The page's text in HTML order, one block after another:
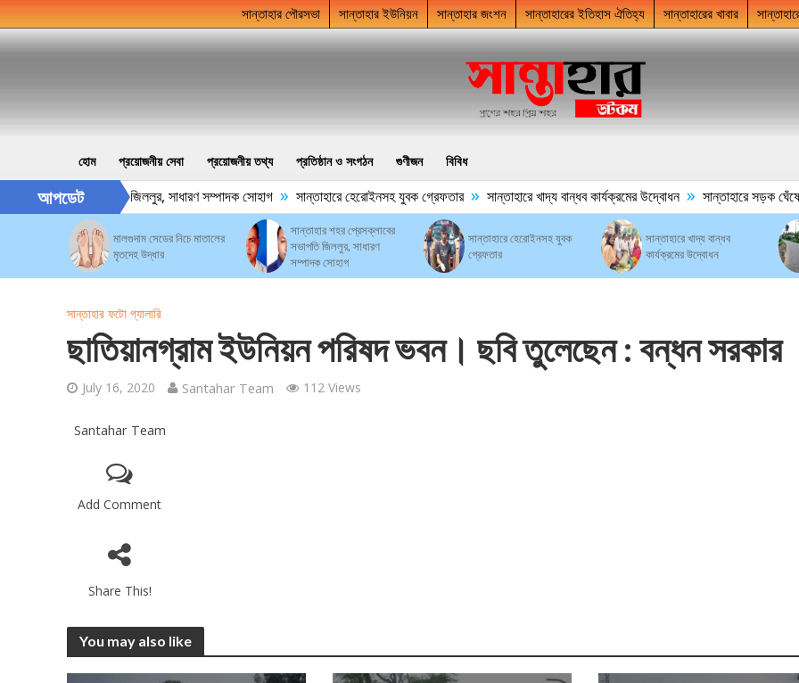
সান্তাহার পৌরসভা সান্তাহার ইউনিয়ন সান্তাহার জংশন সান্তাহারের ইতিহাস ঐতিহ্য সান্তাহারের খাবার
হোম প্রয়োজনীয় সেবা প্রয়োজনীয় তথ্য প্রতিষ্ঠান ও সংগঠন গুণীজন বিবিধ
আপডেট
প্রেসক্লাবের সভাপতি জিললুর, সাধারণ সম্পাদক সোহাগ » সান্তাহারে হেরোইনসহ যুবক গ্রেফতার » সান্তাহারে খাদ্য বান্ধব কার্যক্রমের উদ্বোধন » সান্তাহারে সড়ক ঘেঁষে
মালগুদাম সেডের নিচে মাতালের
মৃতদেহ উদ্ধার
সান্তাহার শহর প্রেসক্লাবের
সভাপতি জিললুর, সাধারণ
সম্পাদক সোহাগ
সান্তাহারে হেরোইনসহ যুবক
গ্রেফতার
সান্তাহারে খাদ্য বান্ধব
কার্যক্রমের উদ্বোধন
সান্তাহার ফটো গ্যালারি
ছাতিয়ানগ্রাম ইউনিয়ন পরিষদ ভবন। ছবি তুলেছেন : বন্ধন সরকার
July 16, 2020 Santahar Team 112 Views
Santahar Team
Add Comment
Share This!
You may also like